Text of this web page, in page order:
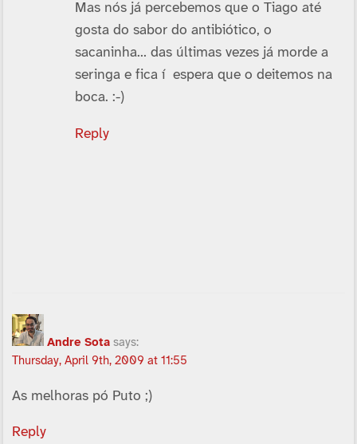
Mas nós já percebemos que o Tiago até
gosta do sabor do antibiótico, o
sacaninha… das últimas vezes já morde a
seringa e fica í espera que o deitemos na
boca. :-)
Reply
Andre Sota says:
Thursday, April 9th, 2009 at 11:55
As melhoras pó Puto ;)
Reply